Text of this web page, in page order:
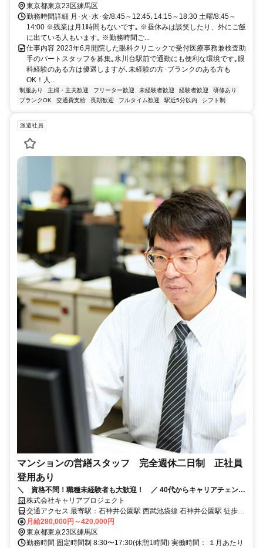
東京都東京23区練馬区
勤務時間詳細 月･火･水･金/8:45～12:45､14:15～18:30 土曜/8:45～
14:00 ※残業は月1時間もないです｡ ※昼休みは談笑したり、外にご飯
に出ている人もいます｡ ※勤務時間ご...
仕事内容 2023年6月開院した眼科クリニックで受付医療事務兼検査助
手のパートスタッフを募集｡氷川台駅前で通勤にも便利な環境です｡眼
科経験のある方は優遇しますが､未経験の方･ブランクのある方も
OK！人...
制服あり 主婦・主夫歓迎 フリーター歓迎 未経験者歓迎 経験者歓迎
研修あり
ブランクOK
交通費支給 長期歓迎 フルタイム歓迎 駅近5分以内 シフト制
派遣社員
マンションの営繕スタッフ 完全週休二日制 正社員
登用あり
＼ 資格不問！職種未経験者も大歓迎！ ／ 40代からキャリアチェンジ
して活躍している先輩もいます！ 残業ほぼなし！家族との時間も大切
に。
株式会社キャリアプロジェクト
交通アクセス 最寄駅：石神井公園駅 西武池袋線 石神井公園駅 徒歩
+バス15分
月給280,000円～420,000円
東京都東京23区練馬区
勤務時間 固定時間制 8:30〜17:30(休憩1時間) 実働時間： １月あたり